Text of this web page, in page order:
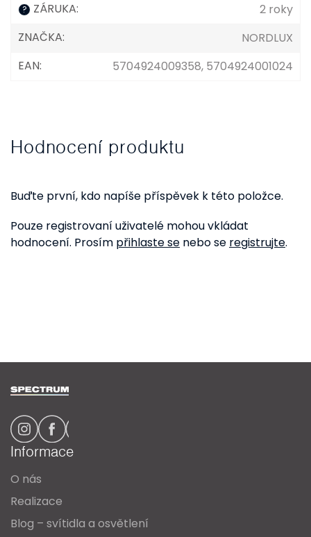
? ZÁRUKA:
2 roky
ZNAČKA:
NORDLUX
EAN: 5704924009358, 5704924001024
Hodnocení produktu
Buďte první, kdo napíše příspěvek k této položce.
Pouze registrovaní uživatelé mohou vkládat
hodnocení. Prosím přihlaste se nebo se registrujte.
Informace
O nás
Realizace
Blog – svítidla a osvětlení